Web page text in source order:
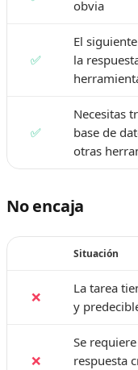
obvia
✅
El
la
✅
Necesitas
base de
otras
No encaja
Situación
❌
La tarea
y
❌
Se
respuesta